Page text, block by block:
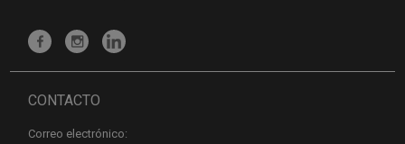
CONTACTO
Correo electrónico: